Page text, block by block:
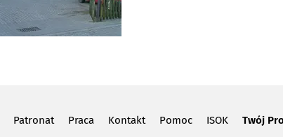
Patronat Praca Kontakt Pomoc ISOK Twój